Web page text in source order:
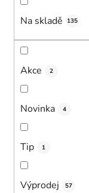
Na skladě 135
Akce 2
Novinka 4
Tip 1
Výprodej 57